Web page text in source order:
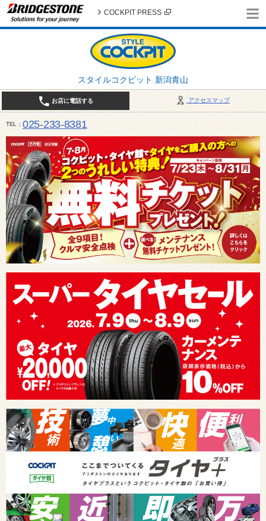
スタイルコクピット 新潟青山
COCKPIT PRESS
アクセスマップ
お店に電話する
TEL 025-233-8381
営業時間は10:00～18:30 作業、商談受付は10:00〜18:00です。 / 定休日：2026年 8月のお休み
（日曜日）、19日（水曜日）26日（水曜日）